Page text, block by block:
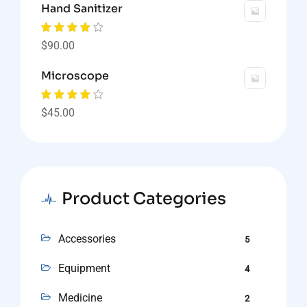
initial
était :
actuel
Hand Sanitizer
Note4.00
$90.00
Microscope
Note4.00
$45.00
Product Categories
Accessories 5
Equipment 4
Medicine 2